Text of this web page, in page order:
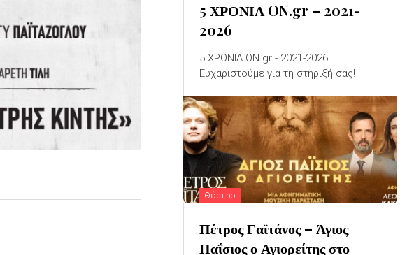
5 ΧΡΟΝΙΑ ON.gr – 2021-
2026
5 ΧΡΟΝΙΑ ON.gr - 2021-2026
Ευχαριστούμε για τη στηριξή σας!
Θέατρο
Πέτρος Γαϊτάνος – Άγιος
Παΐσιος ο Αγιορείτης στο